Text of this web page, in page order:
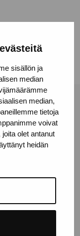
sisällön ja
median
median,
tietoja
voivat
olet antanut
heidän